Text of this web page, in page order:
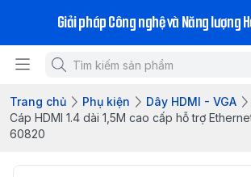
Giải pháp Công nghệ và Năng lượng
Trang chủ Phụ kiện
Dây HDMI - VGA
Cáp HDMI 1.4 dài 1,5M cao cấp hỗ trợ
60820